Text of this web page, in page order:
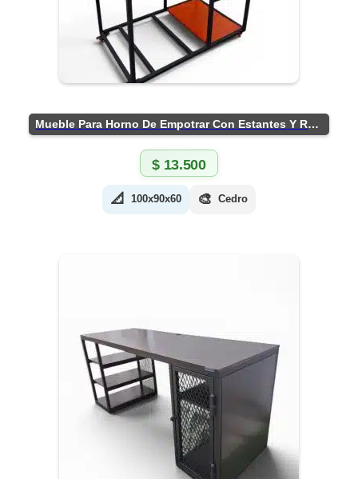
Mueble Para Horno De Empotrar Con Estantes Y Ruedas
$13.500
📐 100x90x60 🎨 Cedro